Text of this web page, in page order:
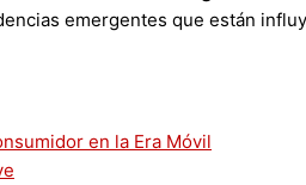
emergentes que están
en la Era Móvil